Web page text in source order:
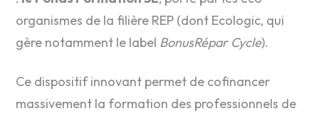
organismes de la filière REP (dont Ecologic, qui
gère notamment le label BonusRépar Cycle).
Ce dispositif innovant permet de cofinancer
massivement la formation des professionnels de